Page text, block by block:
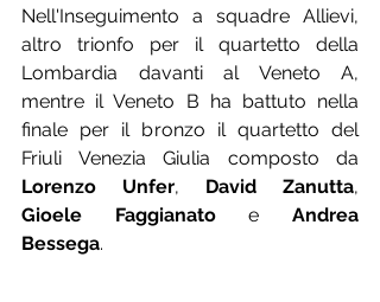
Nell'Inseguimento a squadre Allievi,
altro trionfo per il quartetto della
Lombardia davanti al Veneto A,
mentre il Veneto B ha battuto nella
finale per il bronzo il quartetto del
Lorenzo Unfer, David Zanutta
Gioele Faggianato e Andrea
Bessega.